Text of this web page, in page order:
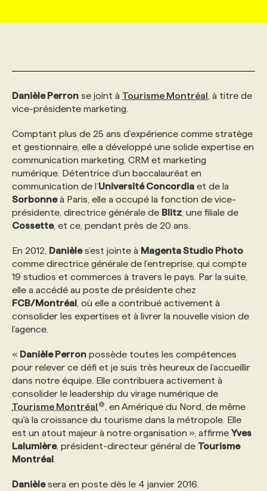
AFFAIRES DE L'INDUSTRIE
INITIATIVES NUMÉRIQUES
PRIX ET DISTINCTIONS
TENDANCES
WEB & MÉDIAS SOCIAUX
MARKETING DURABLE
GEO/SEO
ÉVÉNEMENTIEL
NOS AUTEUR‧RICES
INFOLETTRE PUBLICITÉ
ANNONCEZ AVEC NOUS
CONSULTER LA CVTHÈQUE
PROFIL ENTREPRISE
FAQ
ANNONCEZ AVEC NOUS
VOIR LES OFFRES
PROFIL CANDIDAT
FAQ
ANNONCEZ AVEC NOUS
NOS FORMATIONS EN LIGNE
NOS PARCOURS DE FORMATIONS
FORMATIONS PERSONNALISÉES
NOS FORMATEUR‧RICES
POURQUOI CHOISIR NOS FORMATIONS
NOS TARIFS
PROGRAMMES DE SUBVENTIONS
FAQ
ANNONCEZ AVEC NOUS
CHASSE DE TÊTE
SERVICE DE CHASSE DE TÊTE
NOS TARIFS
NOS EXPERTISES
FAQ
ANNONCEZ AVEC NOUS
Danièle Perron se joint à Tourisme Montréal , à titre de
vice-présidente marketing.
Comptant plus de 25 ans d’expérience comme stratège
et gestionnaire, elle a développé une solide expertise en
communication marketing, CRM et marketing
numérique. Détentrice d’un baccalauréat en
communication de l’Université Concordia et de la
Sorbonneà Paris, elle a occupé la fonction de vice-
présidente, directrice générale de Blitz , une filiale de
Cossette, et ce, pendant près de 20 ans.
En 2012, Danièles’est jointe à Magenta Studio Photo
comme directrice générale de l’entreprise, qui compte
19 studios et commerces à travers le pays. Par la suite,
elle a accédé au poste de présidente chez
FCB/Montréal , où elle a contribué activement à
consolider les expertises et à livrer la nouvelle vision de
l’agence.
« Danièle Perron possède toutes les compétences
pour relever ce défi et je suis très heureux de l’accueillir
dans notre équipe. Elle contribuera activement à
consolider le leadership du virage numérique de
Tourisme Montréal
, en Amérique du Nord, de même
qu'à la croissance du tourisme dans la métropole. Elle
est un atout majeur à notre organisation », affirme Yves
Lalumière, président-directeur général de Tourisme
Montréal
Danièlesera en poste dès le 4 janvier 2016.